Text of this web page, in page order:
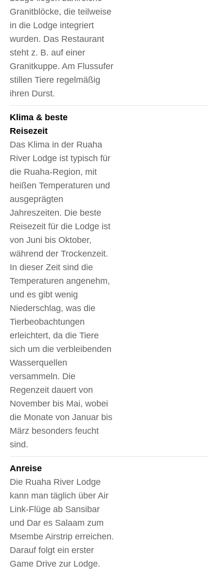
Granitblöcke, die teilweise
in die Lodge integriert
wurden. Das Restaurant
steht z. B. auf einer
Granitkuppe. Am Flussufer
stillen Tiere regelmäßig
ihren Durst.
Klima & beste
Reisezeit
Das Klima in der Ruaha
River Lodge ist typisch für
die Ruaha-Region, mit
heißen Temperaturen und
ausgeprägten
Jahreszeiten. Die beste
Reisezeit für die Lodge ist
von Juni bis Oktober,
während der Trockenzeit.
In dieser Zeit sind die
Temperaturen angenehm,
und es gibt wenig
Niederschlag, was die
Tierbeobachtungen
erleichtert, da die Tiere
sich um die verbleibenden
Wasserquellen
versammeln. Die
Regenzeit dauert von
November bis Mai, wobei
die Monate von Januar bis
März besonders feucht
sind.
Anreise
Die Ruaha River Lodge
kann man täglich über Air
Link-Flüge ab Sansibar
und Dar es Salaam zum
Msembe Airstrip erreichen.
Darauf folgt ein erster
Game Drive zur Lodge.